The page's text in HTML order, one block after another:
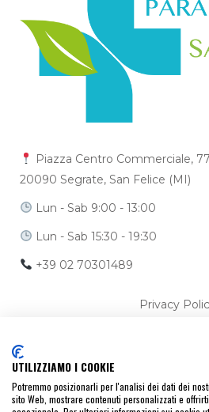
Piazza Centro Commerciale, 77
20090 Segrate, San Felice (MI)
Lun - Sab 9:00 - 13:00
Lun - Sab 15:30 - 19:30
+39 02 70301489
Privacy
Ci trovi
UTILIZZIAMO I COOKIE
Potremmo posizionarli per l'analisi dei dati dei
sito Web, mostrare contenuti personalizzati e